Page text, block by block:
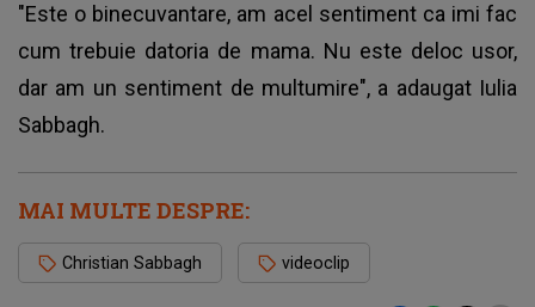
"Este o binecuvantare, am acel sentiment ca imi fac
cum trebuie datoria de mama. Nu este deloc usor,
dar am un sentiment de multumire", a adaugat Iulia
Sabbagh.
MAI MULTE DESPRE:
Christian Sabbagh videoclip